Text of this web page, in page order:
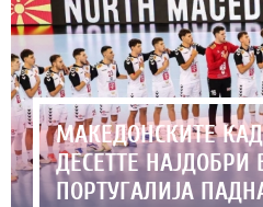
МАКЕДОНСКИТЕ
ДЕСЕТТЕ НАЈДОБРИ
ПОРТУГАЛИЈА